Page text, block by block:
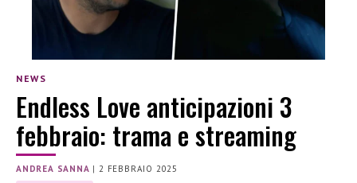
NEWS
Endless Love anticipazioni 3
febbraio: trama e streaming
ANDREA SANNA | 2 FEBBRAIO 2025